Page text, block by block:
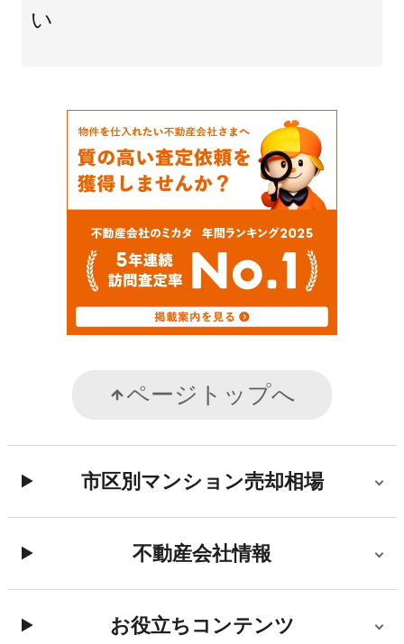
い
ページトップへ
市区別マンション売却相場
不動産会社情報
お役立ちコンテンツ